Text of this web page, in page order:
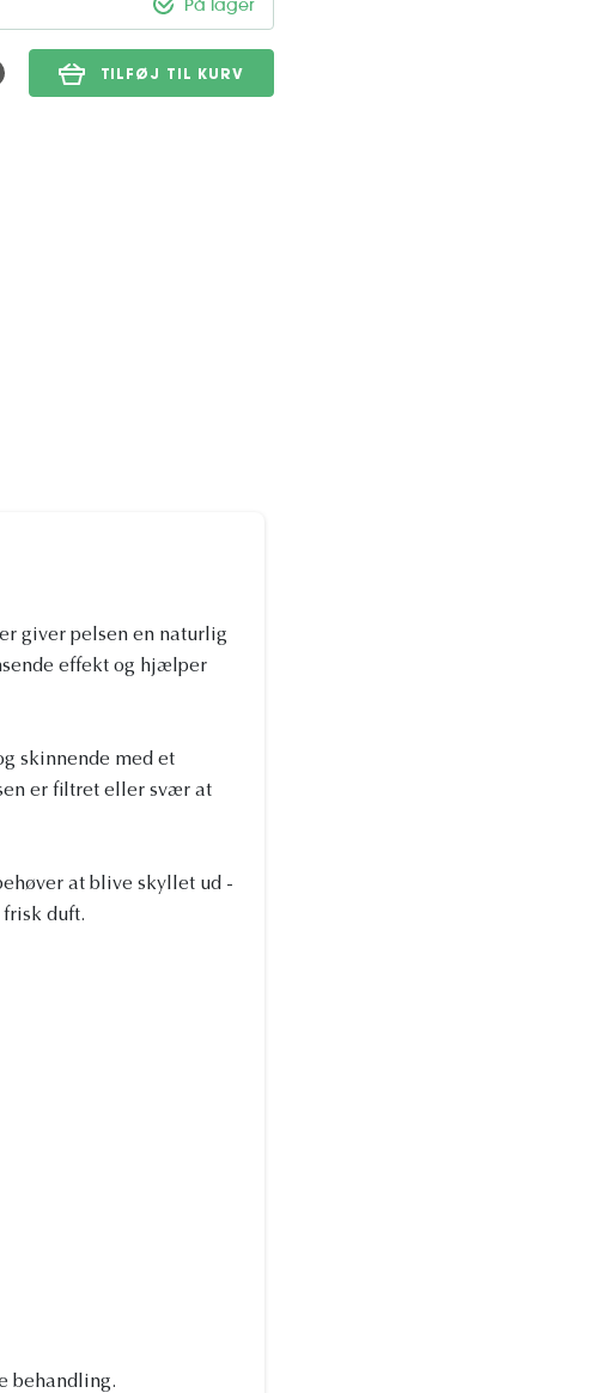
På lager
TILFØJ TIL KURV
giver pelsen en naturlig
effekt og hjælper
skinnende med et
er filtret eller svær at
at blive skyllet ud -
duft.
behandling.